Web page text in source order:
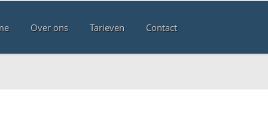
Over ons Tarieven Contact